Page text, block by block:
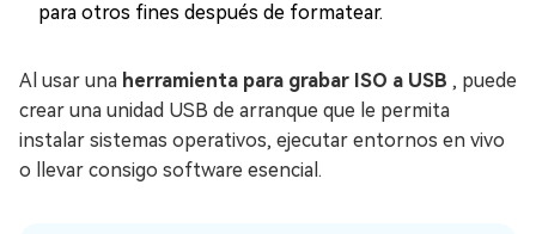
para otros fines después de formatear.
Al usar una herramienta para grabar ISO a USB , puede
crear una unidad USB de arranque que le permita
instalar sistemas operativos, ejecutar entornos en vivo
o llevar consigo software esencial.